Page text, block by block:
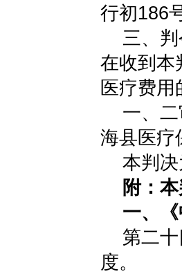
行初186
三、
在收到本
医疗费
一、
海县医疗
本判
附：
一、
第二
度。